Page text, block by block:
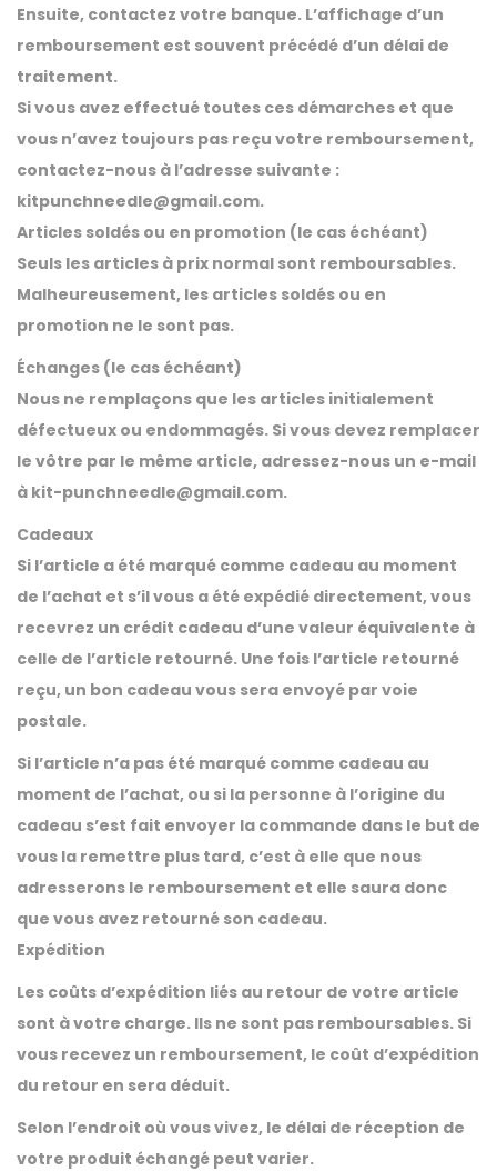
Ensuite, contactez votre banque. L’affichage d’un
remboursement est souvent précédé d’un délai de
traitement.
Si vous avez effectué toutes ces démarches et que
vous n’avez toujours pas reçu votre remboursement,
contactez-nous à l’adresse suivante :
kitpunchneedle@gmail.com.
Articles soldés ou en promotion (le cas échéant)
Seuls les articles à prix normal sont remboursables.
Malheureusement, les articles soldés ou en
promotion ne le sont pas.
Échanges (le cas échéant)
Nous ne remplaçons que les articles initialement
défectueux ou endommagés. Si vous devez remplacer
le vôtre par le même article, adressez-nous un e-mail
à kit-punchneedle@gmail.com.
Cadeaux
Si l’article a été marqué comme cadeau au moment
de l’achat et s’il vous a été expédié directement, vous
recevrez un crédit cadeau d’une valeur équivalente à
celle de l’article retourné. Une fois l’article retourné
reçu, un bon cadeau vous sera envoyé par voie
postale.
Si l’article n’a pas été marqué comme cadeau au
moment de l’achat, ou si la personne à l’origine du
cadeau s’est fait envoyer la commande dans le but de
vous la remettre plus tard, c’est à elle que nous
adresserons le remboursement et elle saura donc
que vous avez retourné son cadeau.
Expédition
Les coûts d’expédition liés au retour de votre article
sont à votre charge. Ils ne sont pas remboursables. Si
vous recevez un remboursement, le coût d’expédition
du retour en sera déduit.
Selon l’endroit où vous vivez, le délai de réception de
votre produit échangé peut varier.